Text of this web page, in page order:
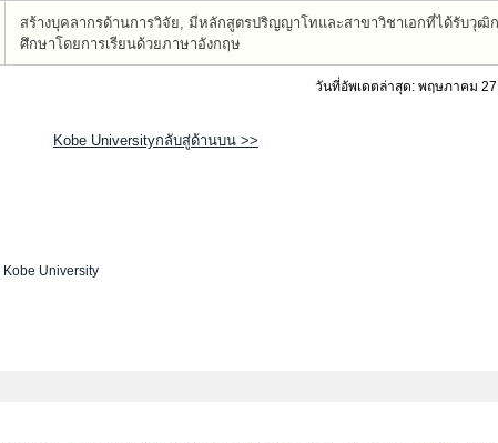
สร้างบุคลากรด้านการวิจัย, มีหลักสูตรปริญญาโทและสาขาวิชาเอกที่ได้รับวุฒิ
ศึกษาโดยการเรียนด้วยภาษาอังกฤษ
วันที่อัพเดตล่าสุด: พฤษภาคม
Kobe Universityกลับสู่ด้านบน >>
Kobe University